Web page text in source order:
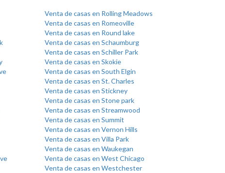
Venta de casas en Rolling Meadows
Venta de casas en Romeoville
Venta de casas en Round lake
Venta de casas en Schaumburg
Venta de casas en Schiller Park
Venta de casas en Skokie
Venta de casas en South Elgin
Venta de casas en St. Charles
Venta de casas en Stickney
Venta de casas en Stone park
Venta de casas en Streamwood
Venta de casas en Summit
Venta de casas en Vernon Hills
Venta de casas en Villa Park
Venta de casas en Waukegan
Venta de casas en West Chicago
Venta de casas en Westchester